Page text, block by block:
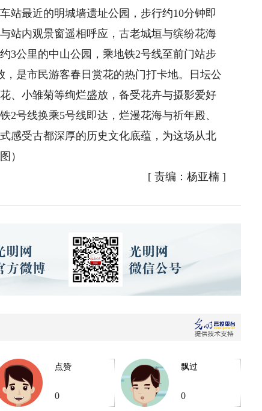
站最近的明城墙遗址公园，步行约10分钟即
站内观景窗遥相呼应，古老城垣与缤纷花海
3公里的中山公园，乘地铁2号线至前门站步
是市民游客春日赏花的热门打卡地。日坛公
、小雏菊等绚烂盛放，备受花卉与摄影爱好
2号线换乘5号线即达，烂漫花海与祈年殿、
感受古都深厚的历史文化底蕴，为这场从北
）
[ 责编：杨亚楠 ]
点赞
0
飘过
0